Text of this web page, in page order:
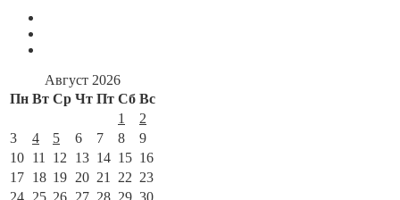
Август 2026
Пн Вт Ср Чт Пт Сб Вс
1
2
3
4 5 6 7 8
9
10 11 12 13 14 15 16
17 18 19 20 21 22 23
24 25 26 27 28 29 30